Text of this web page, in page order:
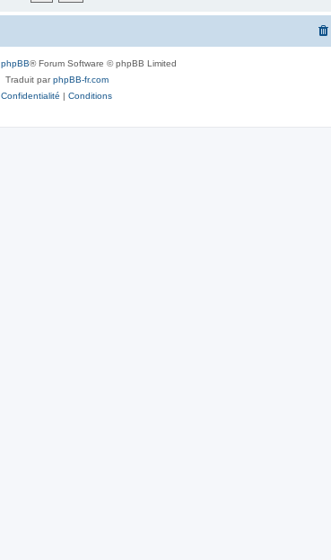
phpBB® Forum Software © phpBB Limited
Traduit parphpBB-fr.com
Confidentialité | Conditions